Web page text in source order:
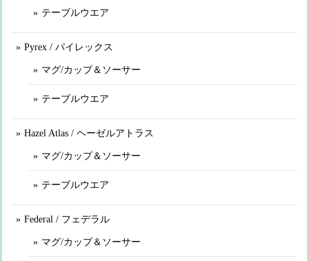
テーブルウエア
Pyrex / パイレックス
マグ/カップ＆ソーサー
テーブルウエア
Hazel Atlas / ヘーゼルアトラス
マグ/カップ＆ソーサー
テーブルウエア
Federal / フェデラル
マグ/カップ＆ソーサー